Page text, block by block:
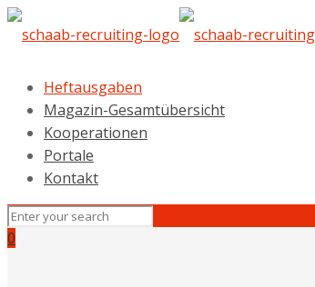
Heftausgaben
Magazin-Gesamtübersicht
Kooperationen
Portale
Kontakt
0